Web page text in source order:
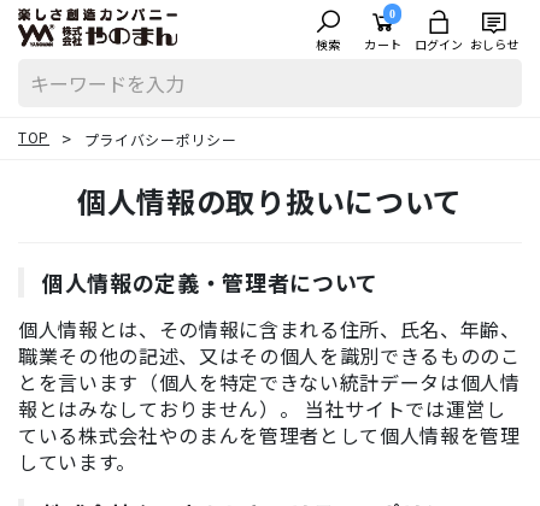
検索
0
カート ログイン おしらせ
TOP プライバシーポリシー
個人情報の取り扱いについて
個人情報の定義・管理者について
個人情報とは、その情報に含まれる住所、氏名、年齢、
職業その他の記述、又はその個人を識別できるもののこ
とを言います（個人を特定できない統計データは個人情
報とはみなしておりません）。 当社サイトでは運営し
ている株式会社やのまんを管理者として個人情報を管理
しています。